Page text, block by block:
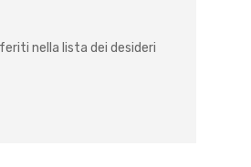
nella lista dei desideri